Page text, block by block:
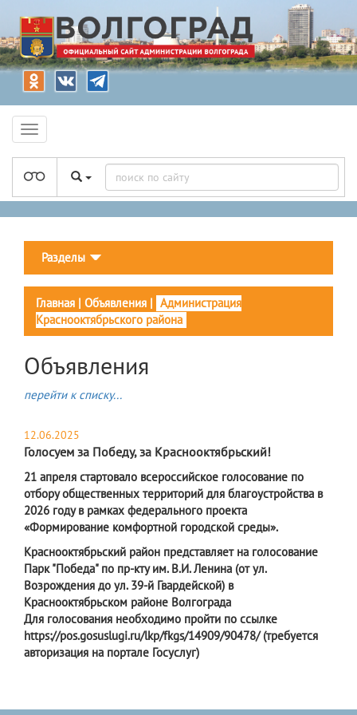
Разделы
Главная | Объявления | Администрация
Краснооктябрьского района
Объявления
перейти к списку...
12.06.2025
Голосуем за Победу, за Краснооктябрьский!
​21 апреля стартовало всероссийское голосование по
отбору общественных территорий для благоустройства в
2026 году в рамках федерального проекта
«Формирование комфортной городской среды».
Краснооктябрьский район представляет на голосование
Парк "Победа" по пр-кту им. В.И. Ленина (от ул.
Возрождения до ул. 39-й Гвардейской) в
Краснооктябрьском районе Волгограда
Для голосования необходимо пройти по ссылке
https://pos.gosuslugi.ru/lkp/fkgs/14909/90478/ (требуется
авторизация на портале Госуслуг)